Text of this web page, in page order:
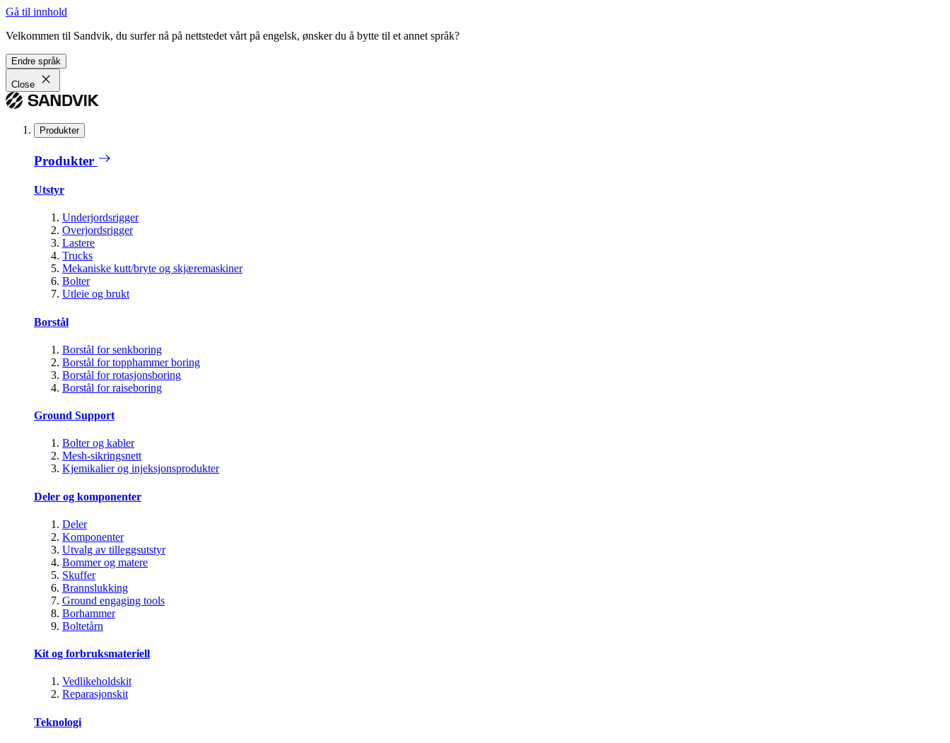
Gå til innhold
Velkommen til Sandvik, du surfer nå på nettstedet vårt på engelsk, ønsker du å bytte til et annet språk?
Endre språk
Close
Produkter
Produkter
Utstyr
Underjordsrigger
Overjordsrigger
Lastere
Trucks
Mekaniske kutt/bryte og skjæremaskiner
Bolter
Utleie og brukt
Borstål
Borstål for senkboring
Borstål for topphammer boring
Borstål for rotasjonsboring
Borstål for raiseboring
Ground Support
Bolter og kabler
Mesh-sikringsnett
Kjemikalier og injeksjonsprodukter
Deler og komponenter
Deler
Komponenter
Utvalg av tilleggsutstyr
Bommer og matere
Skuffer
Brannslukking
Ground engaging tools
Borhammer
Boltetårn
Kit og forbruksmateriell
Vedlikeholdskit
Reparasjonskit
Teknologi